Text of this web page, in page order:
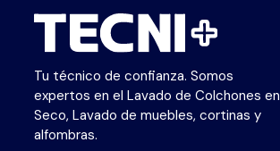
Tu técnico de confianza. Somos
expertos en el Lavado de Colchones en
Seco, Lavado de muebles, cortinas y
alfombras.